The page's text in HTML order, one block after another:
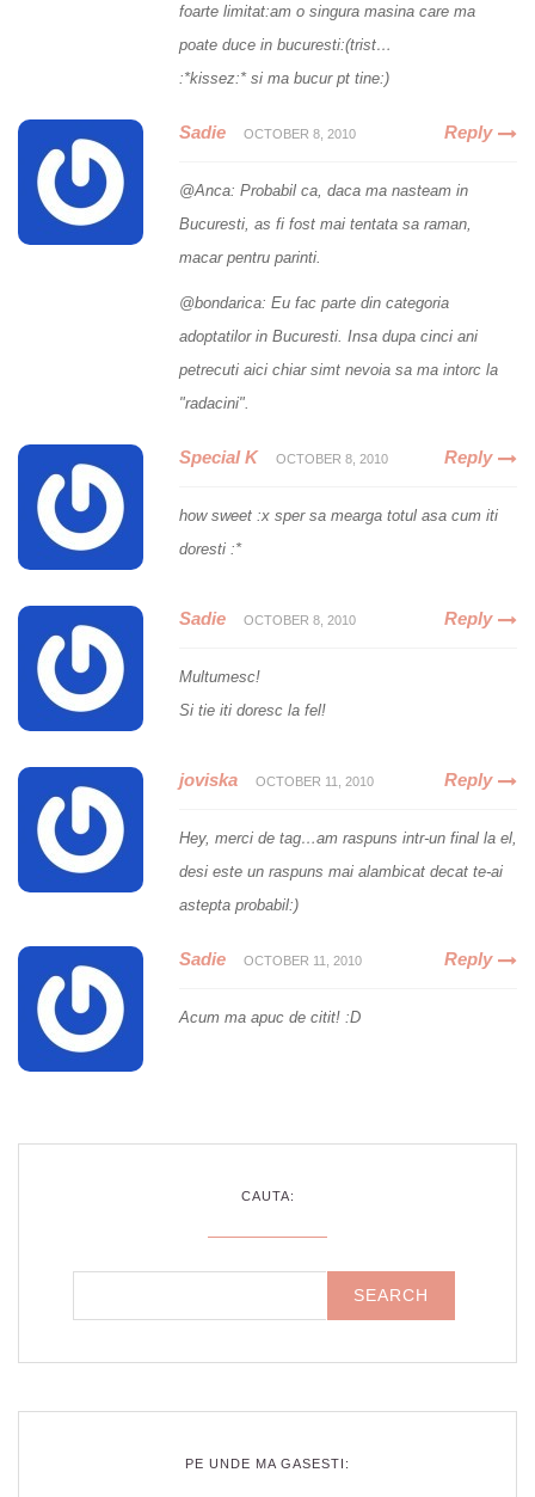
foarte limitat:am o singura masina care ma
poate duce in bucuresti:(trist…
:*kissez:* si ma bucur pt tine:)
Sadie OCTOBER 8, 2010 Reply
@Anca: Probabil ca, daca ma nasteam in
Bucuresti, as fi fost mai tentata sa raman,
macar pentru parinti.
@bondarica: Eu fac parte din categoria
adoptatilor in Bucuresti. Insa dupa cinci ani
petrecuti aici chiar simt nevoia sa ma intorc la
"radacini".
Special K OCTOBER 8, 2010 Reply
how sweet :x sper sa mearga totul asa cum iti
doresti :*
Sadie OCTOBER 8, 2010 Reply
Multumesc!
Si tie iti doresc la fel!
joviska OCTOBER 11, 2010 Reply
Hey, merci de tag…am raspuns intr-un final la el,
desi este un raspuns mai alambicat decat te-ai
astepta probabil:)
Sadie OCTOBER 11, 2010 Reply
Acum ma apuc de citit! :D
CAUTA:
PE UNDE MA GASESTI: